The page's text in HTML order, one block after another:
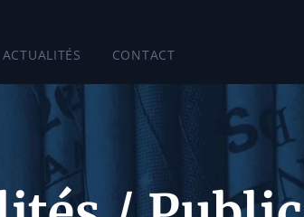
ACTUALITÉS CONTACT